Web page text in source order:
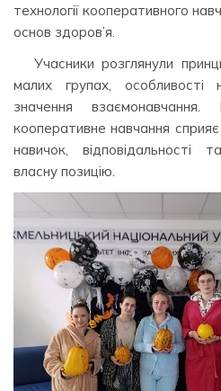
технології кооперативного
основ здоров’я.
Учасники розглянули
малих групах, особливості
значення
кооперативне навчання
навичок, відповідальності
власну позицію.